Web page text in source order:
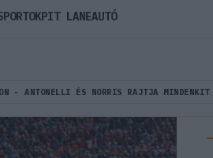
- ANTONELLI ÉS NORRIS RAJTJA MINDENKIT
PIT LANEAUTÓ